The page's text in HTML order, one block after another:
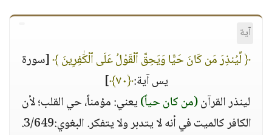
آية
﴿ لِّيُنذِرَ مَن كَانَ حَيًّا وَيَحِقَّ ٱلْقَوْلُ عَلَى ٱلْكَٰفِرِينَ ﴾[سورة
يس آية:﴿٧٠﴾
]
لينذر القرآن(من كان حياً)يعني: مؤمناً، حي القلب؛ لأن
الكافر كالميت في أنه لا يتدبر ولا يتفكر. البغوي:3/649.